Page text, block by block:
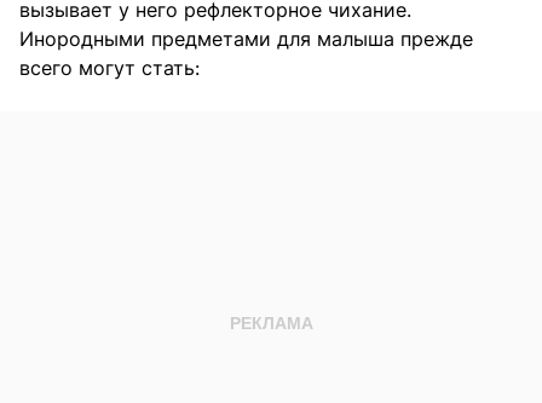
вызывает у него рефлекторное чихание.
Инородными предметами для малыша прежде
всего могут стать: